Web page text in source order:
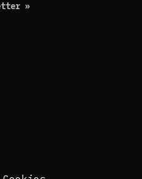
»
in der Regel auf
einen möglichst
nutzen wir
Übersetzungstool.
bewusst, dass